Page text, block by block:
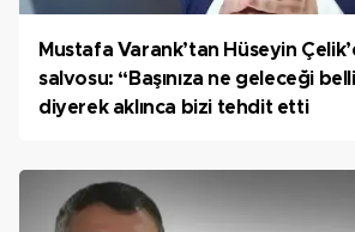
Mustafa Varank’tan Hüseyin
salvosu: “Başınıza ne geleceği
diyerek aklınca bizi tehdit etti